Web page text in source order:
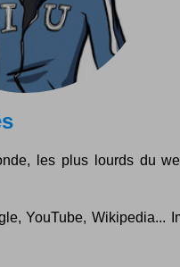
les plus lourds du
YouTube, Wikipedia...